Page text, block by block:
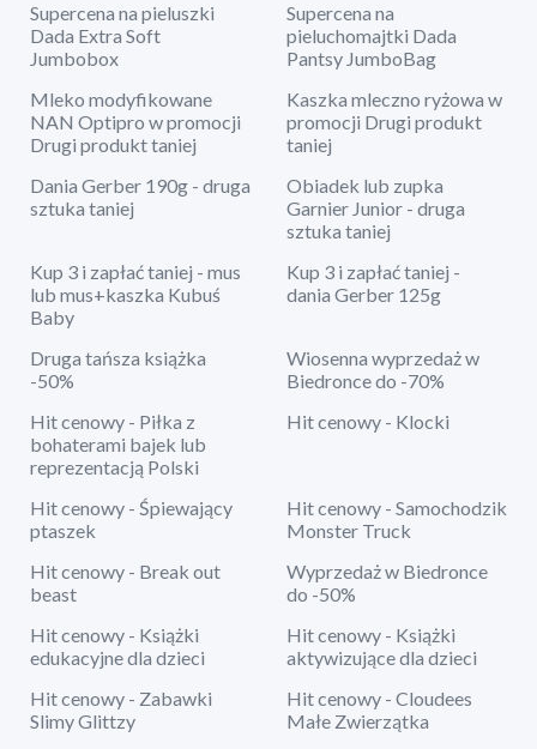
Supercena na pieluszki
Dada Extra Soft
Jumbobox
Supercena na
pieluchomajtki Dada
Pantsy JumboBag
Mleko modyfikowane
NAN Optipro w promocji
Drugi produkt taniej
Kaszka mleczno ryżowa w
promocji Drugi produkt
taniej
Dania Gerber 190g - druga
sztuka taniej
Obiadek lub zupka
Garnier Junior - druga
sztuka taniej
Kup 3 i zapłać taniej - mus
lub mus+kaszka Kubuś
Baby
Kup 3 i zapłać taniej -
dania Gerber 125g
Druga tańsza książka
-50%
Wiosenna wyprzedaż w
Biedronce do -70%
Hit cenowy - Piłka z
bohaterami bajek lub
reprezentacją Polski
Hit cenowy - Klocki
Hit cenowy - Śpiewający
ptaszek
Hit cenowy - Samochodzik
Monster Truck
Hit cenowy - Break out
beast
Wyprzedaż w Biedronce
do -50%
Hit cenowy - Książki
edukacyjne dla dzieci
Hit cenowy - Książki
aktywizujące dla dzieci
Hit cenowy - Zabawki
Slimy Glittzy
Hit cenowy - Cloudees
Małe Zwierzątka